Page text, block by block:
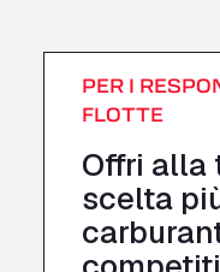
PER I
FLOTTE
Offri alla
scelta